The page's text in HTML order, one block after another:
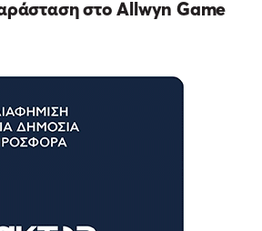
στο Allwyn Game